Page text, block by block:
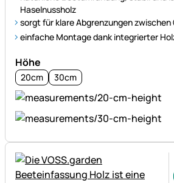
Haselnussholz
sorgt für klare Abgrenzungen
einfache Montage dank integrierter
Höhe
20cm 30cm